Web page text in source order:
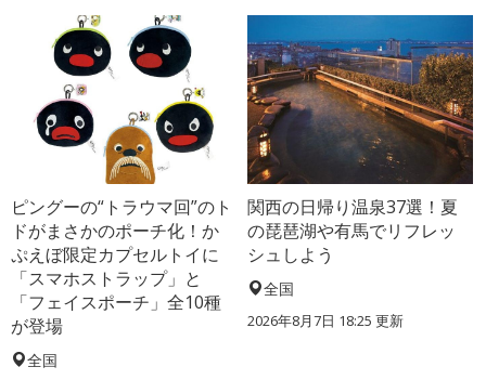
ピングーの“トラウマ回”のト
ドがまさかのポーチ化！か
ぷえぼ限定カプセルトイに
「スマホストラップ」と
「フェイスポーチ」全10種
が登場
全国
関西の日帰り温泉37選！夏
の琵琶湖や有馬でリフレッ
シュしよう
全国
2026年8月7日 18:25 更新